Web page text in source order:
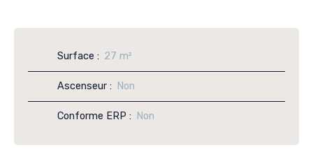
Surface : 27 m²
Ascenseur : Non
Conforme ERP : Non